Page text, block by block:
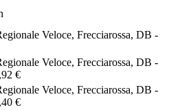
Veloce, Frecciarossa, DB -
Veloce, Frecciarossa, DB -
€
Veloce, Frecciarossa, DB -
€